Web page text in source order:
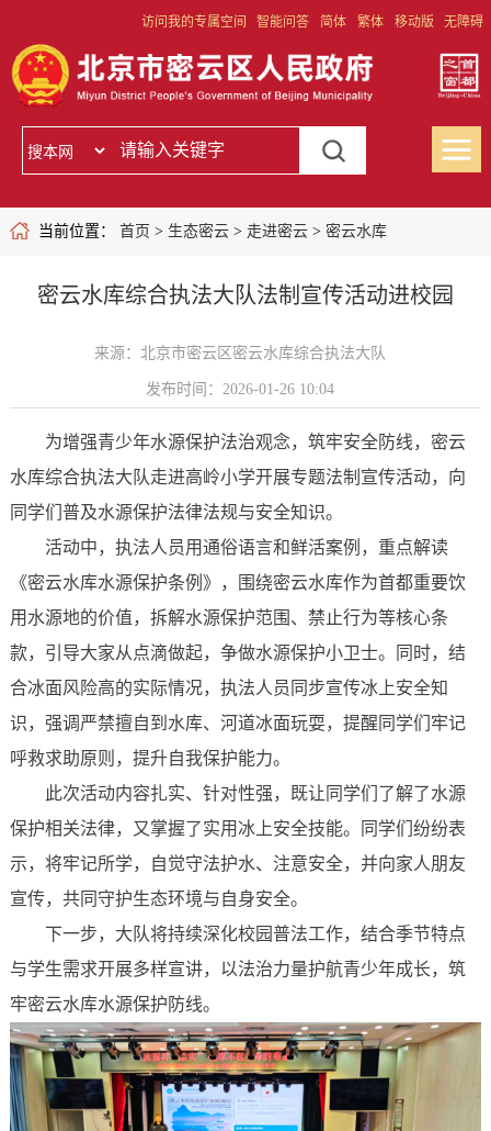
访问我的专属空间 智能问答 简体 繁体 移动版 无障碍
当前位置： 首页 > 生态密云> 走进密云> 密云水库
密云水库综合执法大队法制宣传活动进校园
来源：北京市密云区密云水库综合执法大队
发布时间：2026-01-26 10:04
为增强青少年水源保护法治观念，筑牢安全防线，密云
水库综合执法大队走进高岭小学开展专题法制宣传活动，向
同学们普及水源保护法律法规与安全知识。
活动中，执法人员用通俗语言和鲜活案例，重点解读
《密云水库水源保护条例》，围绕密云水库作为首都重要饮
用水源地的价值，拆解水源保护范围、禁止行为等核心条
款，引导大家从点滴做起，争做水源保护小卫士。同时，结
合冰面风险高的实际情况，执法人员同步宣传冰上安全知
识，强调严禁擅自到水库、河道冰面玩耍，提醒同学们牢记
呼救求助原则，提升自我保护能力。
此次活动内容扎实、针对性强，既让同学们了解了水源
保护相关法律，又掌握了实用冰上安全技能。同学们纷纷表
示，将牢记所学，自觉守法护水、注意安全，并向家人朋友
宣传，共同守护生态环境与自身安全。
下一步，大队将持续深化校园普法工作，结合季节特点
与学生需求开展多样宣讲，以法治力量护航青少年成长，筑
牢密云水库水源保护防线。